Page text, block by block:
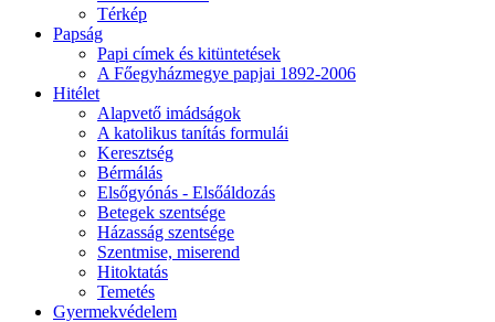
Térkép
Papság
Papi címek és kitüntetések
A Főegyházmegye papjai 1892-2006
Hitélet
Alapvető imádságok
A katolikus tanítás formulái
Keresztség
Bérmálás
Elsőgyónás - Elsőáldozás
Betegek szentsége
Házasság szentsége
Szentmise, miserend
Hitoktatás
Temetés
Gyermekvédelem